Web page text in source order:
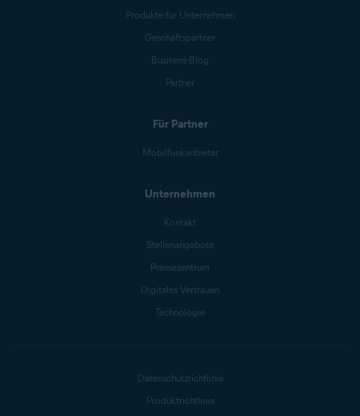
Produkte für Unternehmen
Geschäftspartner
Business-Blog
Partner
Für Partner
Mobilfunkanbieter
Unternehmen
Kontakt
Stellenangebote
Pressezentrum
Digitales Vertrauen
Technologie
Datenschutzrichtlinie
Produktrichtlinie